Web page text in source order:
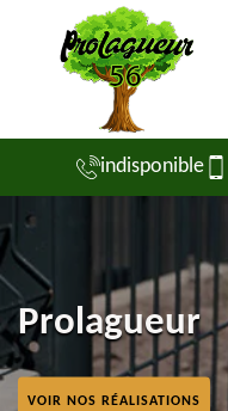
indisponible
Prolagueur
VOIR NOS RÉALISATIONS